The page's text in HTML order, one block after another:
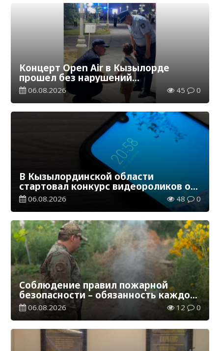
Концерт Open Air в Кызылорде
прошел без нарушений
общественного порядка
06.08.2026 45 0
В Кызылординской области
стартовал конкурс видеороликов о
семейных ценностях и Конституции
06.08.2026 48 0
Соблюдение правил пожарной
безопасности – обязанность каждого
гражданина
06.08.2026 12 0